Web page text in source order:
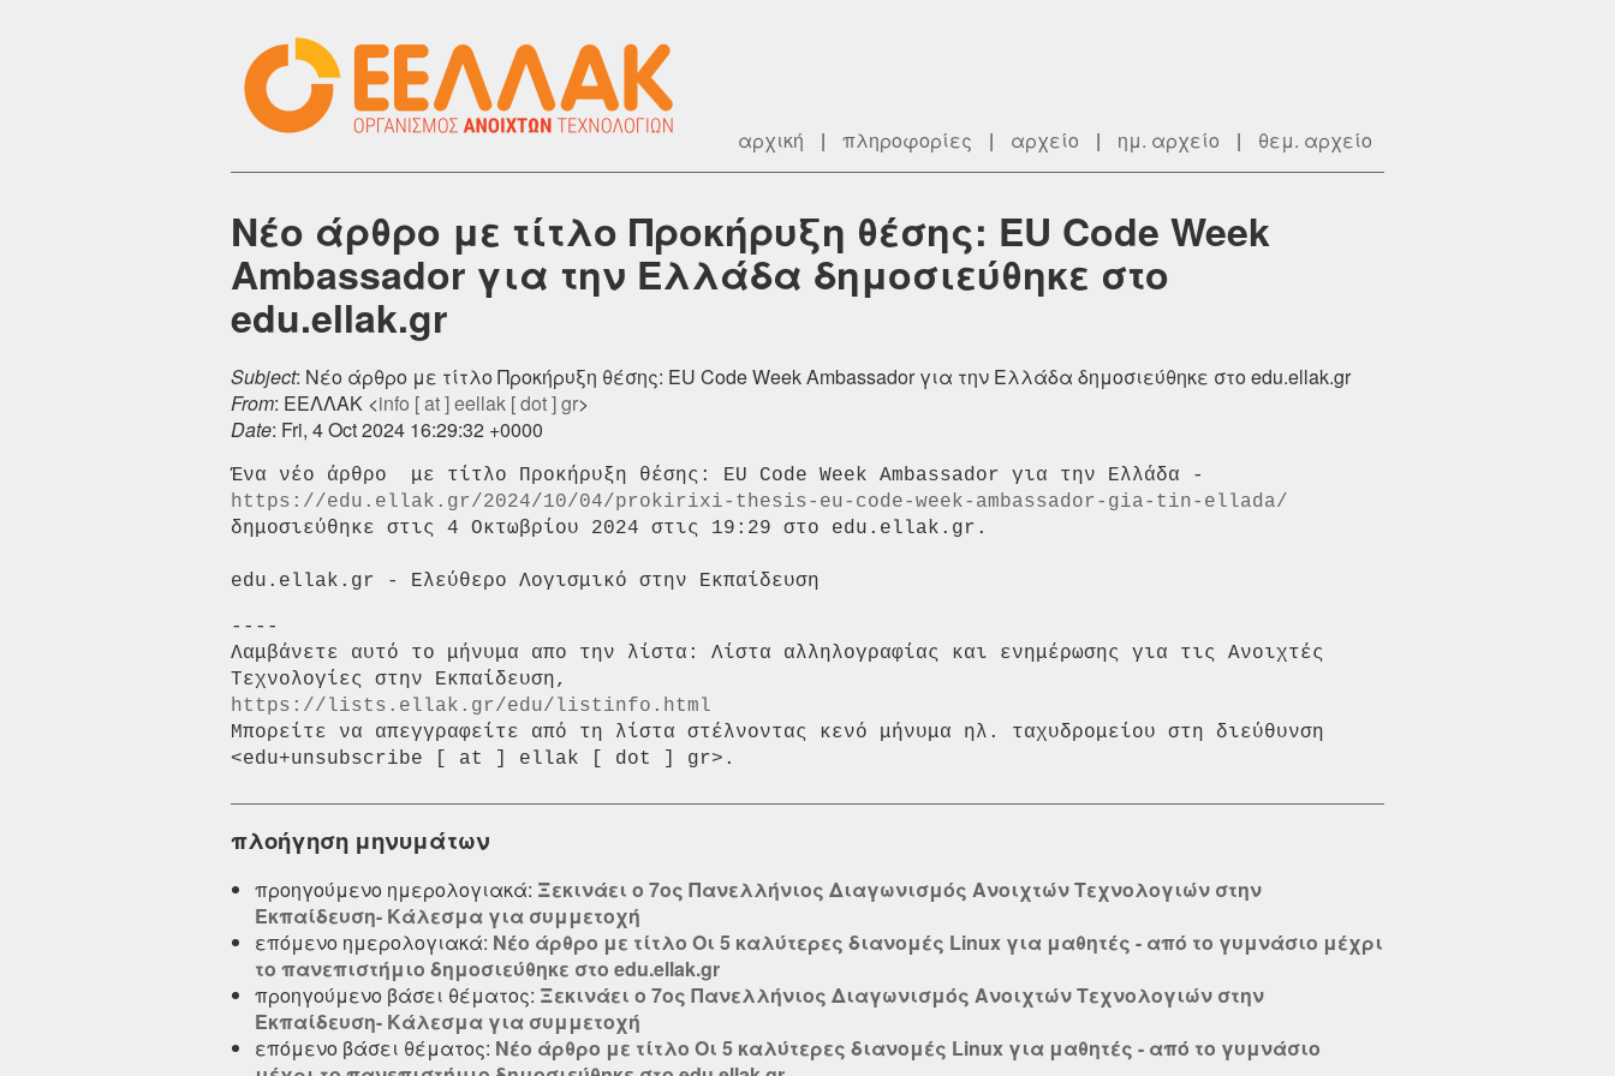
αρχική | πληροφορίες | αρχείο | ημ. αρχείο | θεμ. αρχείο
Νέο άρθρο με τίτλο Προκήρυξη θέσης: EU Code Week
Ambassador για την Ελλάδα δημοσιεύθηκε στο
edu.ellak.gr
Subject: Νέο άρθρο με τίτλο Προκήρυξη θέσης: EU Code Week Ambassador για την Ελλάδα δημοσιεύθηκε στο edu.ellak.gr
From: ΕΕΛΛΑΚ <info [ at ] eellak [ dot ] gr>
Date: Fri, 4 Oct 2024 16:29:32 +0000
https://edu.ellak.gr/2024/10/04/prokirixi-thesis-eu-code-week-ambassador-gia-tin-ellada/
δημοσιεύθηκε στις 4 Οκτωβρίου 2024 στις 19:29 στο edu.ellak.gr.
----
Λαμβάνετε αυτό το μήνυμα απο την λίστα: Λίστα αλληλογραφίας και ενημέρωσης για τις Ανοιχτές
https://lists.ellak.gr/edu/listinfo.html
Μπορείτε να απεγγραφείτε από τη λίστα στέλνοντας κενό μήνυμα ηλ. ταχυδρομείου στη διεύθυνση
πλοήγηση μηνυμάτων
προηγούμενο ημερολογιακά: Ξεκινάει ο 7ος Πανελλήνιος Διαγωνισμός Ανοιχτών Τεχνολογιών στην
Εκπαίδευση- Κάλεσμα για συμμετοχή
επόμενο ημερολογιακά: Νέο άρθρο με τίτλο Οι 5 καλύτερες διανομές Linux για μαθητές - από το γυμνάσιο μέχρι
το πανεπιστήμιο δημοσιεύθηκε στο edu.ellak.gr
προηγούμενο βάσει θέματος: Ξεκινάει ο 7ος Πανελλήνιος Διαγωνισμός Ανοιχτών Τεχνολογιών στην
Εκπαίδευση- Κάλεσμα για συμμετοχή
επόμενο βάσει θέματος: Νέο άρθρο με τίτλο Οι 5 καλύτερες διανομές Linux για μαθητές - από το γυμνάσιο